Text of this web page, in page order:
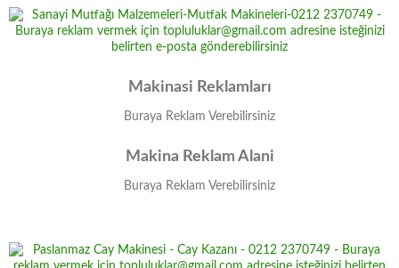
Makinasi Reklamları
Buraya Reklam Verebilirsiniz
Makina Reklam Alani
Buraya Reklam Verebilirsiniz